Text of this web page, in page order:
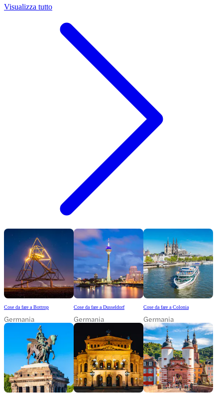
Visualizza tutto
Cose da fare a Bottrop
Germania
Cose da fare a Dusseldorf
Germania
Cose da fare a Colonia
Germania